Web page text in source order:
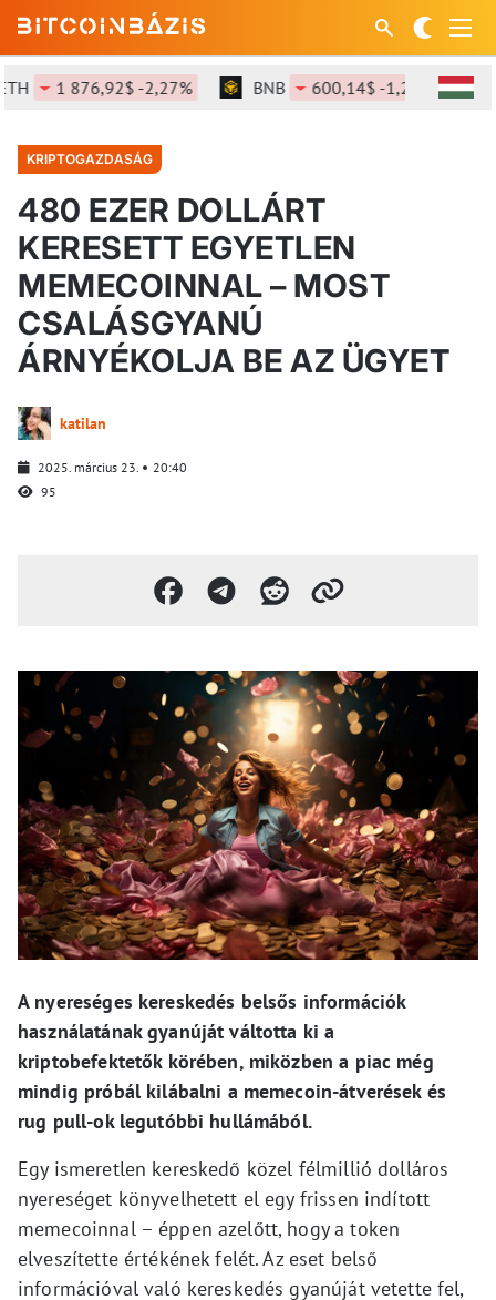
1 876,92$ -2,27% BNB 600,14$ -1,23% SOL
KRIPTOGAZDASÁG
480 EZER DOLLÁRT
KERESETT EGYETLEN
MEMECOINNAL – MOST
CSALÁSGYANÚ
ÁRNYÉKOLJA BE AZ ÜGYET
katilan
2025. március 23.
20:40
95
A nyereséges kereskedés belsős információk
használatának gyanúját váltotta ki a
kriptobefektetők körében, miközben a piac még
mindig próbál kilábalni a memecoin-átverések és
rug pull-ok legutóbbi hullámából.
Egy ismeretlen kereskedő közel félmillió dolláros
nyereséget könyvelhetett el egy frissen indított
memecoinnal – éppen azelőtt, hogy a token
elveszítette értékének felét. Az eset belső
információval való kereskedés gyanúját vetette fel,